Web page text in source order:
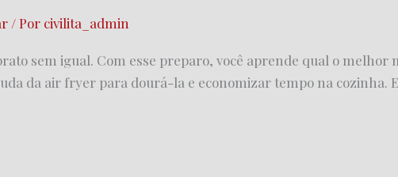
/ Por civilita_admin
sem igual. Com esse preparo, você aprende qual o melhor
da air fryer para dourá-la e economizar tempo na cozinha.